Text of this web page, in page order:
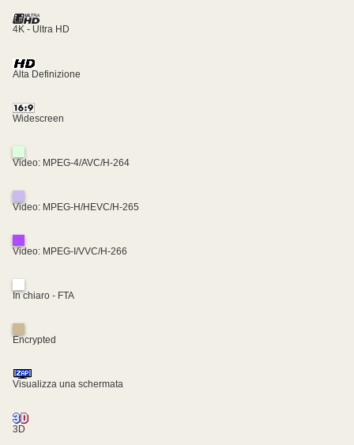
4K - Ultra HD
Alta Definizione
Widescreen
Video: MPEG-4/AVC/H-264
Video: MPEG-H/HEVC/H-265
Video: MPEG-I/VVC/H-266
In chiaro - FTA
Encrypted
Visualizza una schermata
3D